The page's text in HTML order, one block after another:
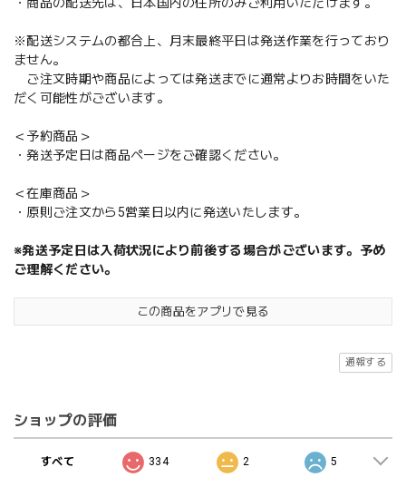
・商品の配送先は、日本国内の住所のみご利用いただけます。
※配送システムの都合上、月末最終平日は発送作業を行っており
ません。
ご注文時期や商品によっては発送までに通常よりお時間をいた
だく可能性がございます。
＜予約商品＞
・発送予定日は商品ページをご確認ください。
＜在庫商品＞
・原則ご注文から5営業日以内に発送いたします。
※発送予定日は入荷状況により前後する場合がございます。予め
ご理解ください。
この商品をアプリで見る
通報する
ショップの評価
すべて 334 2 5